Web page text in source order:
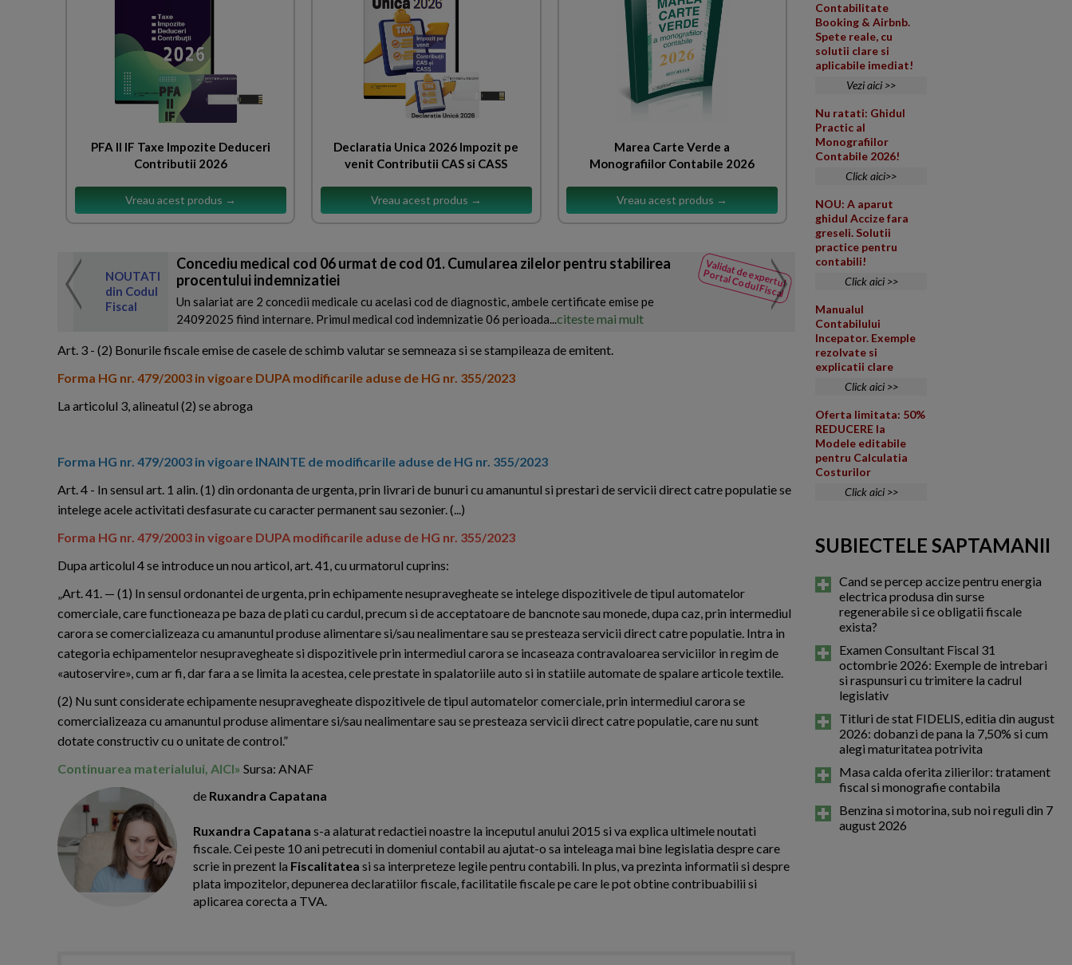
PFA II IF Taxe Impozite Deduceri
Contributii 2026
Vreau acest produs →
Declaratia Unica 2026 Impozit pe
venit Contributii CAS si CASS
Vreau acest produs →
Marea Carte Verde a
Monografiilor Contabile 2026
Vreau acest produs →
NOUTATI
din Codul
Fiscal
Validat de expertul
Portal Codul Fiscal
Concediu medical cod 06 urmat de cod 01. Cumularea zilelor pentru stabilirea
procentului indemnizatiei
Un salariat are 2 concedii medicale cu acelasi cod de diagnostic, ambele certificate emise pe
24092025 fiind internare. Primul medical cod indemnizatie 06 perioada...citeste mai mult
NOUTATI
Fiscal
Art. 3 - (2) Bonurile fiscale emise de casele de schimb valutar se semneaza si se stampileaza de emitent.
Forma HG nr. 479/2003 in vigoare DUPA modificarile aduse de HG nr. 355/2023
La articolul 3, alineatul (2) se abroga
Forma HG nr. 479/2003 in vigoare INAINTE de modificarile aduse de HG nr. 355/2023
Art. 4 - In sensul art. 1 alin. (1) din ordonanta de urgenta, prin livrari de bunuri cu amanuntul si prestari de servicii direct catre populatie se
intelege acele activitati desfasurate cu caracter permanent sau sezonier. (...)
Forma HG nr. 479/2003 in vigoare DUPA modificarile aduse de HG nr. 355/2023
Dupa articolul 4 se introduce un nou articol, art. 41, cu urmatorul cuprins:
„Art. 41. — (1) In sensul ordonantei de urgenta, prin echipamente nesupravegheate se intelege dispozitivele de tipul automatelor
comerciale, care functioneaza pe baza de plati cu cardul, precum si de acceptatoare de bancnote sau monede, dupa caz, prin intermediul
carora se comercializeaza cu amanuntul produse alimentare si/sau nealimentare sau se presteaza servicii direct catre populatie. Intra in
categoria echipamentelor nesupravegheate si dispozitivele prin intermediul carora se incaseaza contravaloarea serviciilor in regim de
«autoservire», cum ar fi, dar fara a se limita la acestea, cele prestate in spalatoriile auto si in statiile automate de spalare articole textile.
(2) Nu sunt considerate echipamente nesupravegheate dispozitivele de tipul automatelor comerciale, prin intermediul carora se
comercializeaza cu amanuntul produse alimentare si/sau nealimentare sau se presteaza servicii direct catre populatie, care nu sunt
dotate constructiv cu o unitate de control.”
Continuarea materialului, AICI» Sursa: ANAF
de Ruxandra Capatana
Ruxandra Capatana s-a alaturat redactiei noastre la inceputul anului 2015 si va explica ultimele noutati
fiscale. Cei peste 10 ani petrecuti in domeniul contabil au ajutat-o sa inteleaga mai bine legislatia despre care
scrie in prezent la Fiscalitatea si sa interpreteze legile pentru contabili. In plus, va prezinta informatii si despre
plata impozitelor, depunerea declaratiilor fiscale, facilitatile fiscale pe care le pot obtine contribuabilii si
aplicarea corecta a TVA.
Contabilitate
Booking & Airbnb.
Spete reale, cu
solutii clare si
aplicabile imediat!
Vezi aici >>
Nu ratati: Ghidul
Practic al
Monografiilor
Contabile 2026!
Click aici>>
NOU: A aparut
ghidul Accize fara
greseli. Solutii
practice pentru
contabili!
Click aici >>
Manualul
Contabilului
Incepator. Exemple
rezolvate si
explicatii clare
Click aici >>
Oferta limitata: 50%
REDUCERE la
Modele editabile
pentru Calculatia
Costurilor
Click aici >>
SUBIECTELE SAPTAMANII
Cand se percep accize pentru energia
electrica produsa din surse
regenerabile si ce obligatii fiscale
exista?
Examen Consultant Fiscal 31
octombrie 2026: Exemple de intrebari
si raspunsuri cu trimitere la cadrul
legislativ
Titluri de stat FIDELIS, editia din august
2026: dobanzi de pana la 7,50% si cum
alegi maturitatea potrivita
Masa calda oferita zilierilor: tratament
fiscal si monografie contabila
Benzina si motorina, sub noi reguli din 7
august 2026